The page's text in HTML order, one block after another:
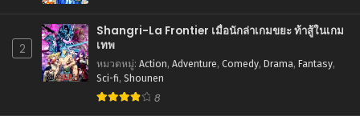
2
Shangri-La Frontier เมื่อนักล่าเกมขยะ ท้าสู้ในเกม
เทพ
หมวดหมู่: Action, Adventure, Comedy, Drama, Fantasy,
Sci-fi, Shounen
8